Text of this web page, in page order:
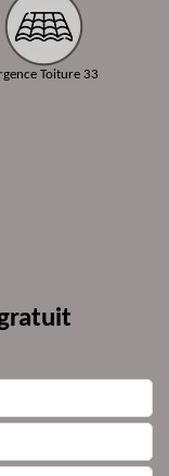
Toiture 33